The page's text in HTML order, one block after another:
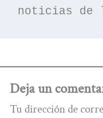
noticias de
Deja un
Tu dirección de